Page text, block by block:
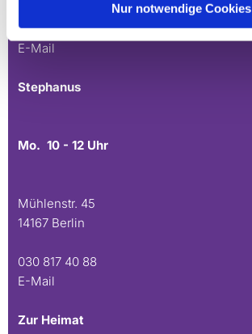
Nur notwendige Cookies
030 815 45 54
E-Mail
Stephanus
Mo. 10 - 12 Uhr
Mühlenstr. 45
14167 Berlin
030 817 40 88
E-Mail
Zur Heimat